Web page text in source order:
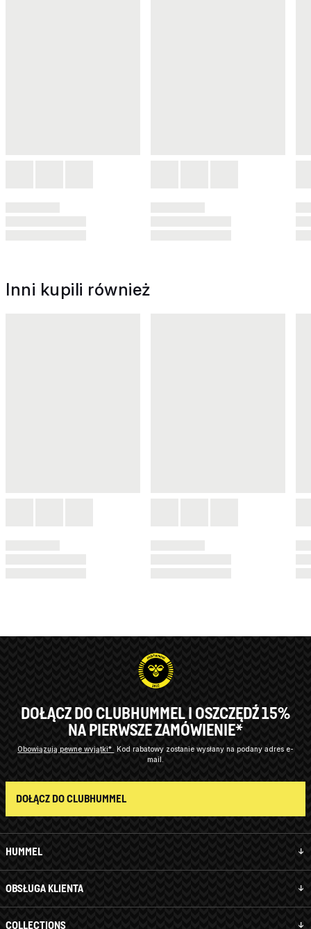
Inni kupili również
HUMMEL
OBSŁUGA KLIENTA
COLLECTIONS
DOŁĄCZ DO CLUBHUMMEL I OSZCZĘDŹ 15%
NA PIERWSZE ZAMÓWIENIE*
Obowiązują pewne wyjątki*
Kod rabatowy zostanie wysłany na podany adres e-
mail.
DOŁĄCZ DO CLUBHUMMEL